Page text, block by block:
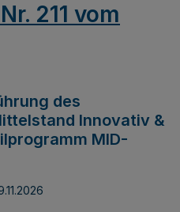
211 vom
des
Innovativ &
MID-